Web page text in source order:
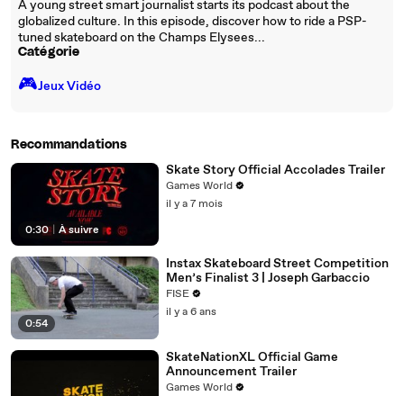
A young street smart journalist starts its podcast about the
globalized culture. In this episode, discover how to ride a PSP-
tuned skateboard on the Champs Elysees...
Catégorie
🎮️Jeux Vidéo
Recommandations
0:30 À suivre
Skate Story Official Accolades Trailer
Games World
il y a 7 mois
0:54
Instax Skateboard Street Competition
Men’s Finalist 3 | Joseph Garbaccio
FISE
il y a 6 ans
SkateNationXL Official Game
Announcement Trailer
Games World